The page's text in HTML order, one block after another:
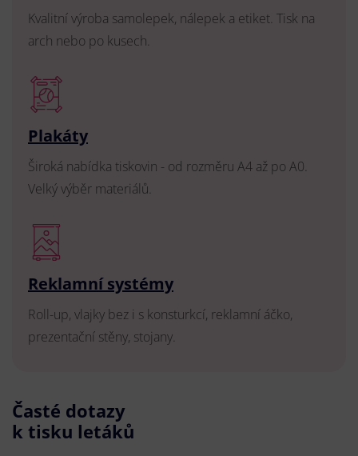
Kvalitní výroba samolepek, nálepek a etiket. Tisk na
arch nebo po kusech.
Plakáty
Široká nabídka tiskovin - od rozměru A4 až po A0.
Velký výběr materiálů.
Reklamní systémy
Roll-up, vlajky bez i s konsturkcí, reklamní áčko,
prezentační stěny, stojany.
Časté dotazy
k tisku letáků